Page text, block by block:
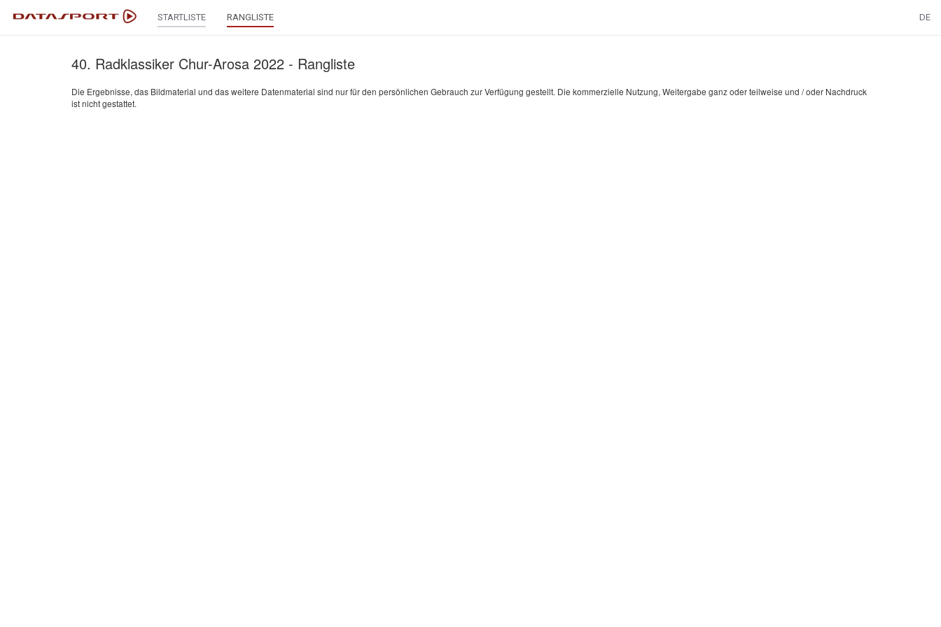
STARTLISTE RANGLISTE DE
40. Radklassiker Chur-Arosa 2022 - Rangliste
Die Ergebnisse, das Bildmaterial und das weitere Datenmaterial sind nur für den persönlichen Gebrauch zur Verfügung gestellt. Die kommerzielle Nutzung, Weitergabe ganz oder teilweise und / oder Nachdruck
ist nicht gestattet.